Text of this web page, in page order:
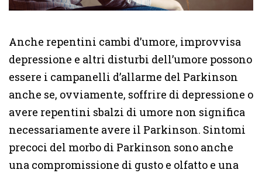
Anche repentini cambi d’umore, improvvisa
depressione e altri disturbi dell’umore possono
essere i campanelli d’allarme del Parkinson
anche se, ovviamente, soffrire di depressione o
avere repentini sbalzi di umore non significa
necessariamente avere il Parkinson. Sintomi
precoci del morbo di Parkinson sono anche
una compromissione di gusto e olfatto e una